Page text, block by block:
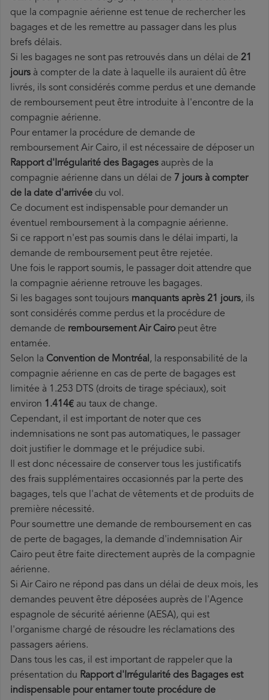
que la compagnie aérienne est tenue de rechercher les
bagages et de les remettre au passager dans les plus
brefs délais.
Si les bagages ne sont pas retrouvés dans un délai de 21
jours à compter de la date à laquelle ils auraient dû être
livrés, ils sont considérés comme perdus et une demande
de remboursement peut être introduite à l'encontre de la
compagnie aérienne.
Pour entamer la procédure de demande de
remboursement Air Cairo, il est nécessaire de déposer un
Rapport d'Irrégularité des Bagages auprès de la
compagnie aérienne dans un délai de 7 jours à compter
de la date d'arrivée du vol.
Ce document est indispensable pour demander un
éventuel remboursement à la compagnie aérienne.
Si ce rapport n'est pas soumis dans le délai imparti, la
demande de remboursement peut être rejetée.
Une fois le rapport soumis, le passager doit attendre que
la compagnie aérienne retrouve les bagages.
Si les bagages sont toujours manquants après 21 jours, ils
sont considérés comme perdus et la procédure de
demande de remboursement Air Cairopeut être
entamée.
Selon la Convention de Montréal, la responsabilité de la
compagnie aérienne en cas de perte de bagages est
limitée à 1.253 DTS (droits de tirage spéciaux), soit
environ 1.414€ au taux de change.
Cependant, il est important de noter que ces
indemnisations ne sont pas automatiques, le passager
doit justifier le dommage et le préjudice subi.
Il est donc nécessaire de conserver tous les justificatifs
des frais supplémentaires occasionnés par la perte des
bagages, tels que l'achat de vêtements et de produits de
première nécessité.
Pour soumettre une demande de remboursement en cas
de perte de bagages, la demande d'indemnisation Air
Cairo peut être faite directement auprès de la compagnie
aérienne.
Si Air Cairo ne répond pas dans un délai de deux mois, les
demandes peuvent être déposées auprès de l'Agence
espagnole de sécurité aérienne (AESA), qui est
l'organisme chargé de résoudre les réclamations des
passagers aériens.
Dans tous les cas, il est important de rappeler que la
présentation du Rapport d'Irrégularité des Bagages est
indispensable pour entamer toute procédure de